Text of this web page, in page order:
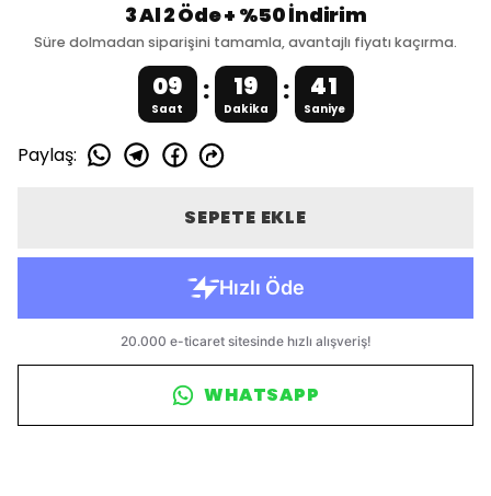
3 Al 2 Öde + %50 İndirim
Süre dolmadan siparişini tamamla, avantajlı fiyatı kaçırma.
09
Saat
: 19
Dakika
: 41
Saniye
Paylaş:
SEPETE EKLE
WHATSAPP